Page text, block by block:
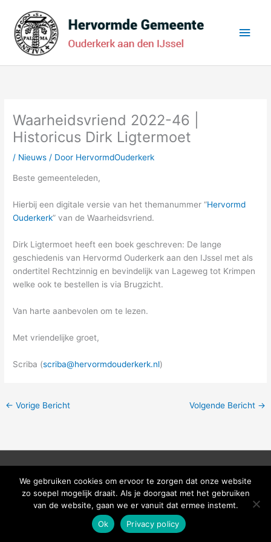
inhoud
Waarheidsvriend 2022-46 |
Historicus Dirk Ligtermoet
/ Nieuws / Door HervormdOuderkerk
Beste gemeenteleden,
Hierbij een digitale versie van het themanummer “Hervormd
Ouderkerk” van de Waarheidsvriend.
Dirk Ligtermoet heeft een boek geschreven: De lange
geschiedenis van Hervormd Ouderkerk aan den IJssel met als
ondertitel Rechtzinnig en bevindelijk van Lageweg tot Krimpen
welke ook te bestellen is via Brugzicht.
Van harte aanbevolen om te lezen.
Met vriendelijke groet,
Scriba (scriba@hervormdouderkerk.nl)
← Vorige Bericht Volgende Bericht →
We gebruiken cookies om ervoor te zorgen dat onze website
zo soepel mogelijk draait. Als je doorgaat met het gebruiken
van de website, gaan we er vanuit dat ermee instemt.
Ok
Privacy policy